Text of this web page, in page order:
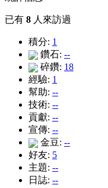
已有 8 人來訪過
積分: 1
鑽石: --
碎鑽: 18
經驗: 1
幫助: --
技術: --
貢獻: --
宣傳: --
金豆: --
好友: 5
主題: --
日誌: --